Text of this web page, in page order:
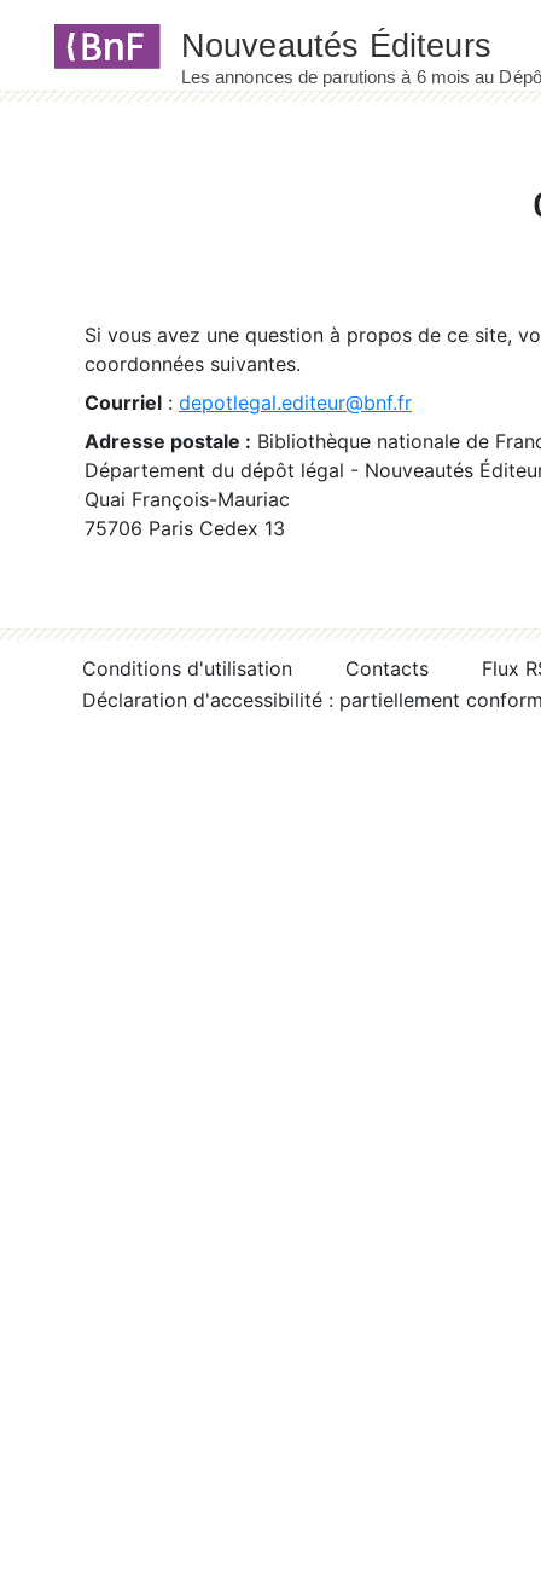
Si vous avez une question à propos de ce site,
coordonnées suivantes.
Courriel : depotlegal.editeur@bnf.fr
Adresse postale : Bibliothèque nationale de
Département du dépôt légal - Nouveautés
Quai François-Mauriac
75706 Paris Cedex 13
Conditions d'utilisation Contacts
Flux
Déclaration d'accessibilité : partiellement